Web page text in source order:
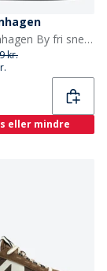
ARKK Copenhagen By fri sneakers Midnight Cream
kr.
eller mindre